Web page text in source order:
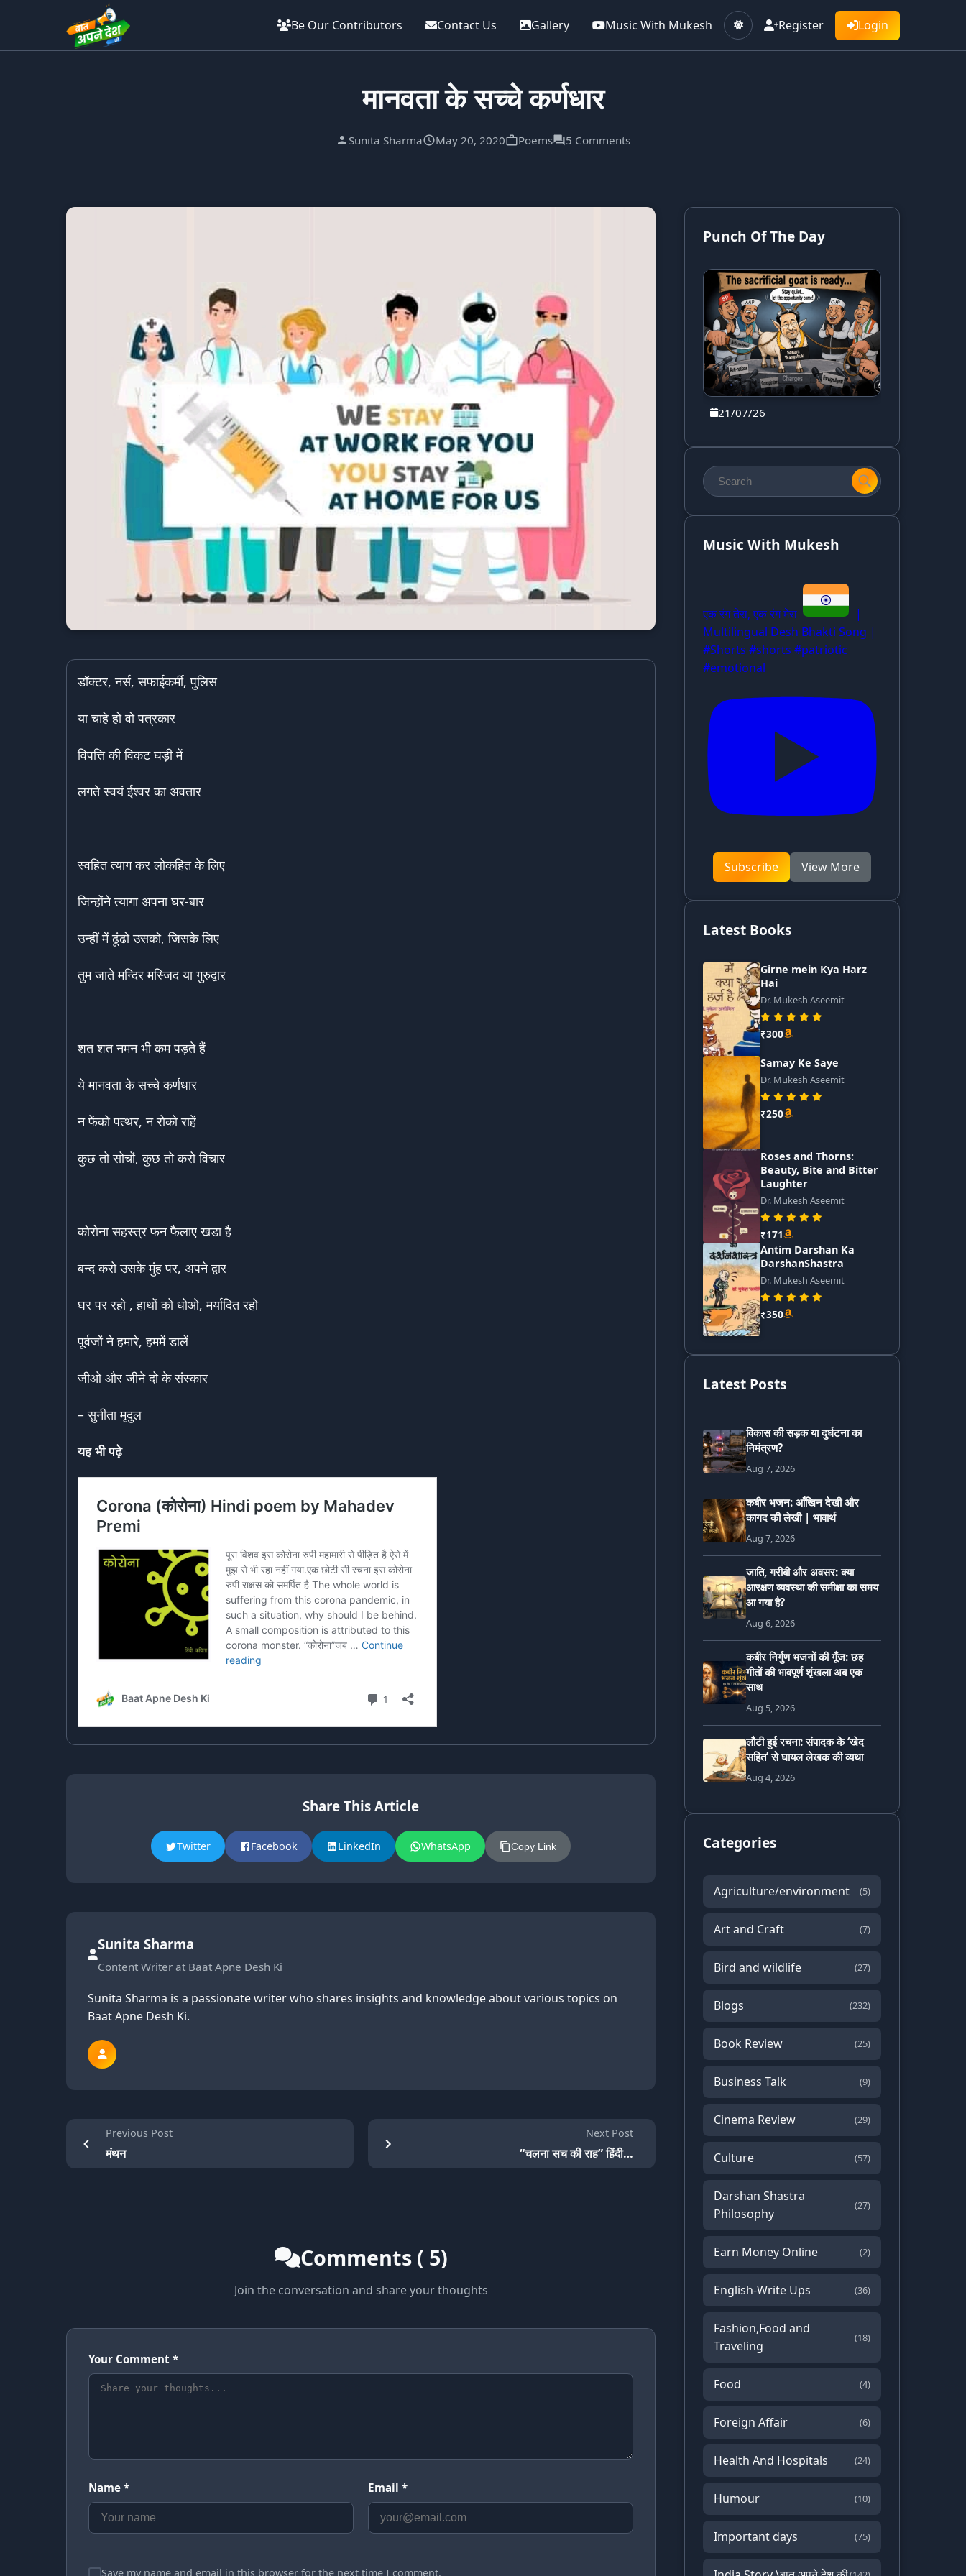
Be Our Contributors Contact Us Gallery Music With Mukesh Register Login
मानवता के सच्चे कर्णधार
Sunita Sharma May 20, 2020 Poems 5 Comments
डाॅक्टर, नर्स, सफाईकर्मी, पुलिस
या चाहे हो वो पत्रकार
विपत्ति की विकट घड़ी में
लगते स्वयं ईश्वर का अवतार
स्वहित त्याग कर लोकहित के लिए
जिन्होंने त्यागा अपना घर-बार
उन्हीं में ढूंढो उसको, जिसके लिए
तुम जाते मन्दिर मस्जिद या गुरुद्वार
शत शत नमन भी कम पड़ते हैं
ये मानवता के सच्चे कर्णधार
न फेंको पत्थर, न रोको राहें
कुछ तो सोचों, कुछ तो करो विचार
कोरोना सहस्त्र फन फैलाए खडा है
बन्द करो उसके मुंह पर, अपने द्वार
घर पर रहो , हाथों को धोओ, मर्यादित रहो
पूर्वजों ने हमारे, हममें डालें
जीओ और जीने दो के संस्कार
– सुनीता मृदुल
यह भी पढ़े
Share This Article
Twitter Facebook LinkedIn WhatsApp Copy Link
Sunita Sharma
Content Writer at Baat Apne Desh Ki
Sunita Sharma is a passionate writer who shares insights and knowledge about various topics on
Baat Apne Desh Ki.
Previous Post
मंथन
Next Post
“चलना सच की राह” हिंदी…
Comments ( 5)
Join the conversation and share your thoughts
Your Comment *
Name * Email *
Save my name and email in this browser for the next time I comment.
Punch Of The Day
21/07/26
Music With Mukesh
एक रंग तेरा, एक रंग मेरा
|
Multilingual Desh Bhakti Song |
#Shorts #shorts #patriotic
#emotional
Subscribe View More
Latest Books
Girne mein Kya Harz
Hai
Dr. Mukesh Aseemit
₹300
Samay Ke Saye
Dr. Mukesh Aseemit
₹250
Roses and Thorns:
Beauty, Bite and Bitter
Laughter
Dr. Mukesh Aseemit
₹171
Antim Darshan Ka
DarshanShastra
Dr. Mukesh Aseemit
₹350
Latest Posts
विकास की सड़क या दुर्घटना का
निमंत्रण?
Aug 7, 2026
कबीर भजन: आँखिन देखी और
कागद की लेखी | भावार्थ
Aug 7, 2026
जाति, गरीबी और अवसर: क्या
आरक्षण व्यवस्था की समीक्षा का समय
आ गया है?
Aug 6, 2026
कबीर निर्गुण भजनों की गूँज: छह
गीतों की भावपूर्ण शृंखला अब एक
साथ
Aug 5, 2026
लौटी हुई रचना: संपादक के ‘खेद
सहित’ से घायल लेखक की व्यथा
Aug 4, 2026
Categories
Agriculture/environment (5)
Art and Craft (7)
Bird and wildlife (27)
Blogs (232)
Book Review (25)
Business Talk (9)
Cinema Review (29)
Culture (57)
Darshan Shastra
Philosophy
(27)
Earn Money Online (2)
English-Write Ups (36)
Fashion,Food and
Traveling
(18)
Food (4)
Foreign Affair (6)
Health And Hospitals (24)
Humour (10)
Important days (75)